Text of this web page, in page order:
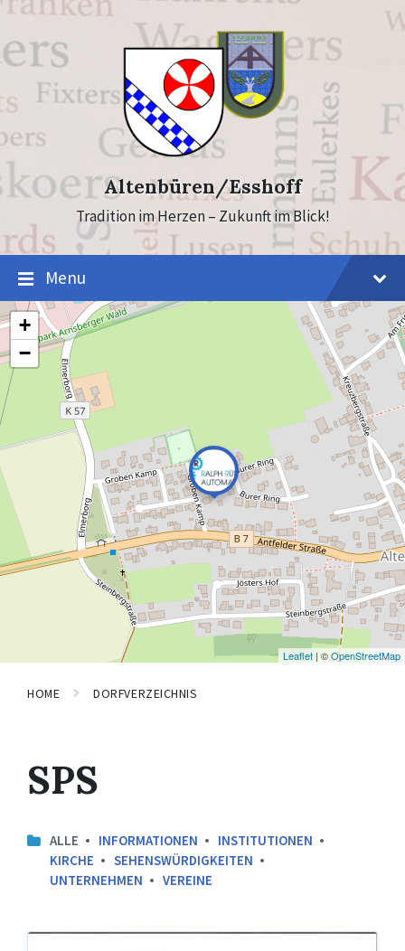
Skip
content
Skip
footer
Altenbüren/Esshoff
Tradition im Herzen – Zukunft im Blick!
Menu
+
−
Leaflet | ©OpenStreetMap
HOME DORFVERZEICHNIS
SPS
ALLE INFORMATIONEN
INSTITUTIONEN
KIRCHE
SEHENSWÜRDIGKEITEN
UNTERNEHMEN
VEREINE